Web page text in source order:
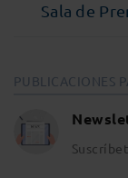
Sala de
PUBLICACIONES